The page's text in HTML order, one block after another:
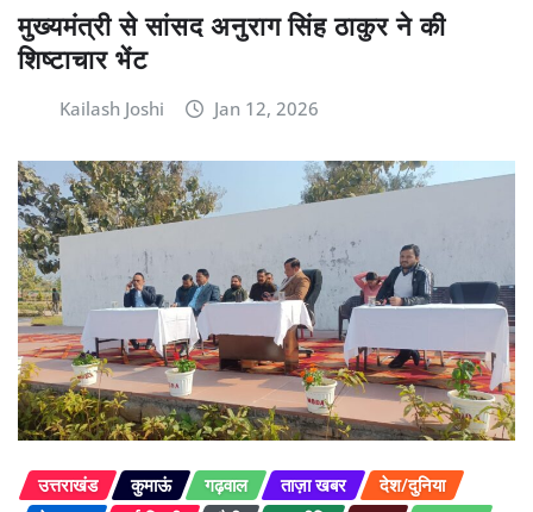
मुख्यमंत्री से सांसद अनुराग सिंह ठाकुर ने की
शिष्टाचार भेंट
Kailash Joshi Jan 12, 2026
उत्तराखंड कुमाऊं गढ़वाल ताज़ा खबर
देश/दुनिया